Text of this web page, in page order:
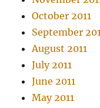
October 2011
September
August 2011
July 2011
June 2011
May 2011